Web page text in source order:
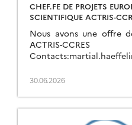
CHEF.FE DE PROJETS
SCIENTIFIQUE ACTRIS-
Nous avons une offre
ACTRIS-
Pour
057/Default.aspx
1. Gestion de projets
30.06.2026